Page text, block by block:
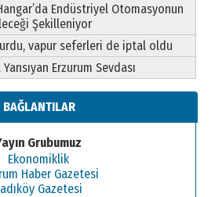
Endüstriyel Otomasyonun
Şekilleniyor
vapur seferleri de iptal oldu
Erzurum Sevdası
BAĞLANTILAR
Grubumuz
Ekonomiklik
Haber Gazetesi
Gazetesi